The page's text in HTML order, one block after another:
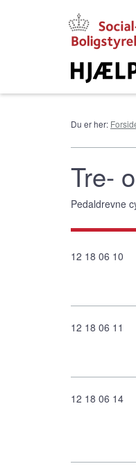
Du er her:
Tre-
Pedaldrevne
12 18 06 10
12 18 06 11
12 18 06 14